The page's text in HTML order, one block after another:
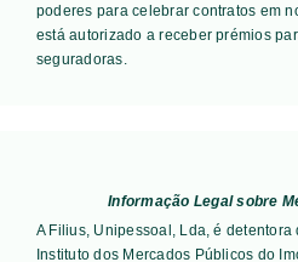
poderes para celebrar contratos em
está autorizado a receber prémios
seguradoras.
Informação Legal sobre
A Filius, Unipessoal, Lda, é
Instituto dos Mercados Públicos do